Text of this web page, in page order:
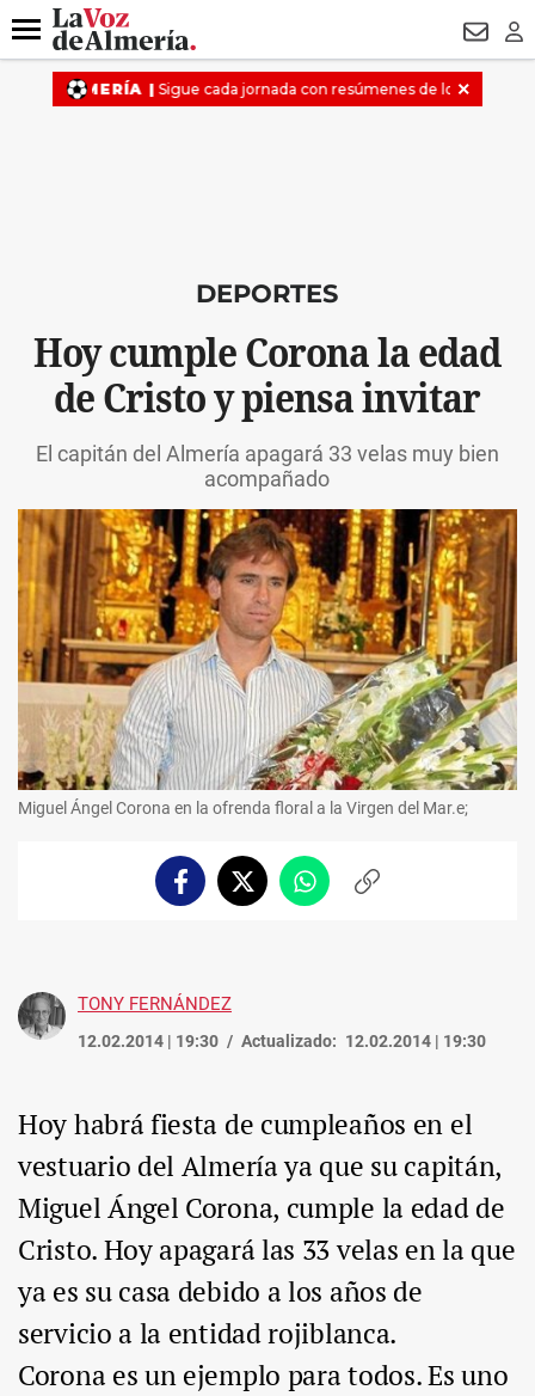
DESTACADO
Menú
DEPORTES
Hoy cumple Corona la edad
de Cristo y piensa invitar
El capitán del Almería apagará 33 velas muy bien
acompañado
Miguel Ángel Corona en la ofrenda floral a la Virgen del Mar.e;
FacebookTwitterWhatsappCopiar
TONY FERNÁNDEZ
12.02.2014 | 19:30 Actualizado: 12.02.2014 | 19:30
Hoy habrá fiesta de cumpleaños en el
vestuario del Almería ya que su capitán,
Miguel Ángel Corona, cumple la edad de
Cristo. Hoy apagará las 33 velas en la que
ya es su casa debido a los años de
servicio a la entidad rojiblanca.
Corona es un ejemplo para todos. Es uno